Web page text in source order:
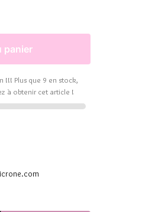
panier
!!! Plus que 9 en stock,
à obtenir cet article !